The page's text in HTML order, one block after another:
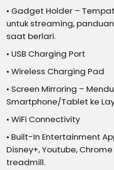
• Gadget Holder –
untuk streaming,
saat berlari.
• USB Charging Port
• Wireless Charging Pad
• Screen Mirroring –
Smartphone/Tablet ke
• WiFi Connectivity
• Built-In Entertainment
Disney+, Youtube,
treadmill.